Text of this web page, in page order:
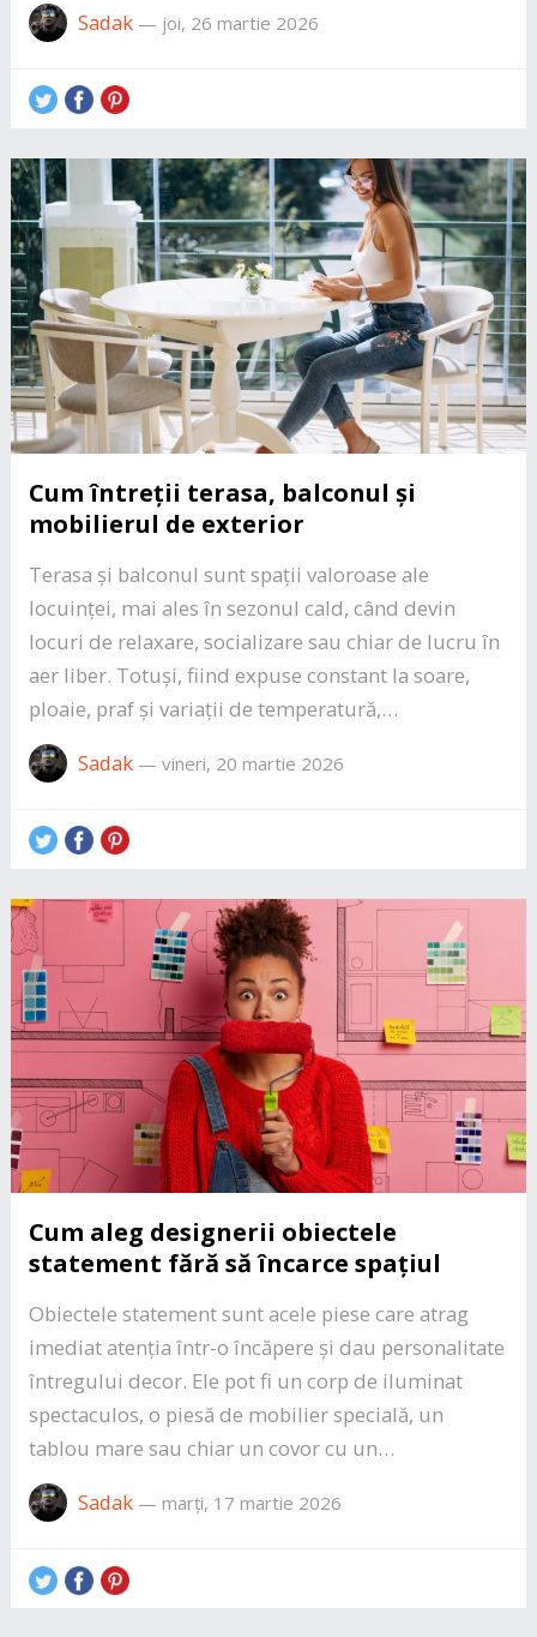
Sadak— joi, 26 martie 2026
Cum întreții terasa, balconul și
mobilierul de exterior
Terasa și balconul sunt spații valoroase ale
locuinței, mai ales în sezonul cald, când devin
locuri de relaxare, socializare sau chiar de lucru în
aer liber. Totuși, fiind expuse constant la soare,
ploaie, praf și variații de temperatură,…
Sadak— vineri, 20 martie 2026
Cum aleg designerii obiectele
statement fără să încarce spațiul
Obiectele statement sunt acele piese care atrag
imediat atenția într-o încăpere și dau personalitate
întregului decor. Ele pot fi un corp de iluminat
spectaculos, o piesă de mobilier specială, un
tablou mare sau chiar un covor cu un…
Sadak— marți, 17 martie 2026